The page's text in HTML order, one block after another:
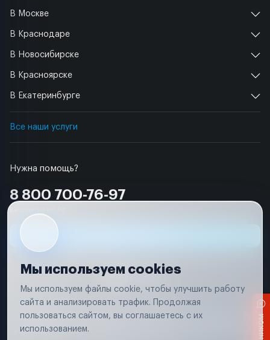
Нужна помощь?
8 800 700-76-97
В Москве
В Краснодаре
В Новосибирске
В Красноярске
В Екатеринбурге
Все наши услуги
Условия использования
Вся информация, представленная на сайте, носит исключительно
соответствии с положениями статьи 437 (п. 2) Гражданского кодекса
Мы используем cookies
Мы используем файлы cookie, чтобы улучшить работу
сайта и анализировать трафик. Продолжая
пользоваться сайтом, вы соглашаетесь с их
использованием.